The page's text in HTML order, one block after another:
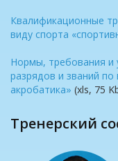
Квалификационные
виду спорта
Нормы, требования и
разрядов и званий по
акробатика» (xls, 75
Тренерский